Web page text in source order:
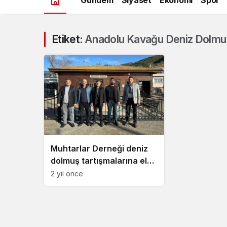
Etiket: Anadolu Kavağu Deniz
Muhtarlar Derneği deniz
dolmuş tartışmalarına el
attı
2 yıl önce